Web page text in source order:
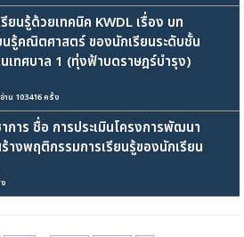
นรู้ด้วยเทคนิค KWDL เรื่อง บท
นรู้คณิตศาสตร์ ของนักเรียนระดับชั้น
เทศบาล 1 (ทุ่งฟ้าบดราษฎร์บำรุง)
าน 103416 ครั้ง
าร ชื่อ การประเมินโครงการพัฒนา
างพฤติกรรมการเรียนรู้ของนักเรียน